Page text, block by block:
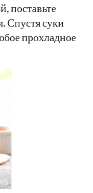
поставьте
Спустя суки
прохладное